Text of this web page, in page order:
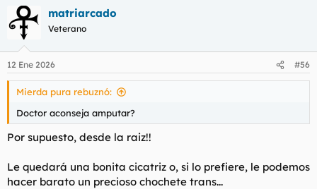
matriarcado
Veterano
12 Ene 2026 #56
Mierda pura rebuznó:
Doctor aconseja amputar?
Por supuesto, desde la raiz!!
Le quedará una bonita cicatriz o, si lo prefiere, le podemos
hacer barato un precioso chochete trans...